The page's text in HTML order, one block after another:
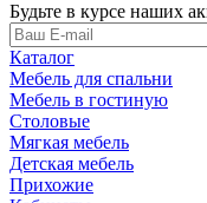
Будьте в курсе наших
Каталог
Мебель для спальни
Мебель в гостиную
Столовые
Мягкая мебель
Детская мебель
Прихожие